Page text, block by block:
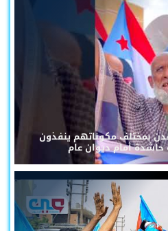
عدن بمختلف مكوناتهم ينفذون
حاشدة أمام ديوان عام